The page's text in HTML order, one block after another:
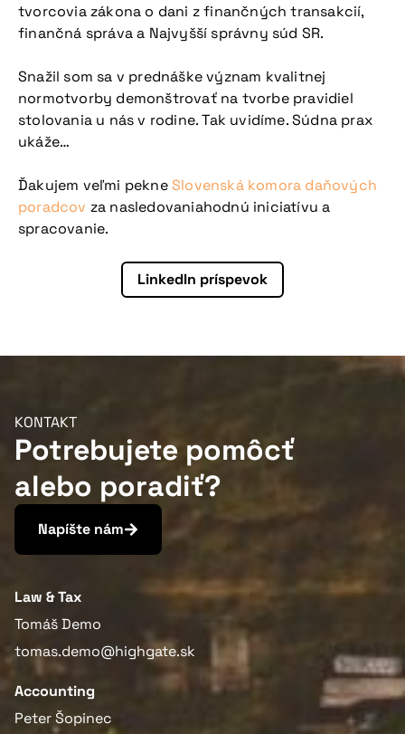
tvorcovia zákona o dani z finančných transakcií,
finančná správa a Najvyšší správny súd SR.
Snažil som sa v prednáške význam kvalitnej
normotvorby demonštrovať na tvorbe pravidiel
stolovania u nás v rodine. Tak uvidíme. Súdna prax
ukáže…
Ďakujem veľmi pekneSlovenská komora daňových
poradcov za nasledovaniahodnú iniciatívu a
spracovanie.
LinkedIn príspevok
KONTAKT
Potrebujete pomôcť
alebo poradiť?
Napíšte nám
Law & Tax
Tomáš Demo
tomas.demo@highgate.sk
Accounting
Peter Šopinec